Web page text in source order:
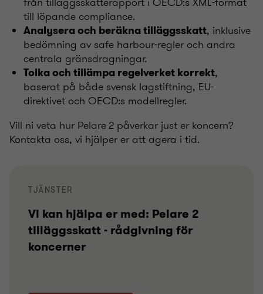
till löpande compliance.
Analysera och beräkna tilläggsskatt, inklusive
bedömning av safe harbour-regler och andra
centrala gränsdragningar.
Tolka och tillämpa regelverket korrekt,
baserat på både svensk lagstiftning, EU-
direktivet och OECD:s modellregler.
Vill ni veta hur Pelare 2 påverkar just er koncern?
Kontakta oss, vi hjälper er att agera i tid.
TJÄNSTER
Vi kan hjälpa er med: Pelare 2
tilläggsskatt - rådgivning för
koncerner